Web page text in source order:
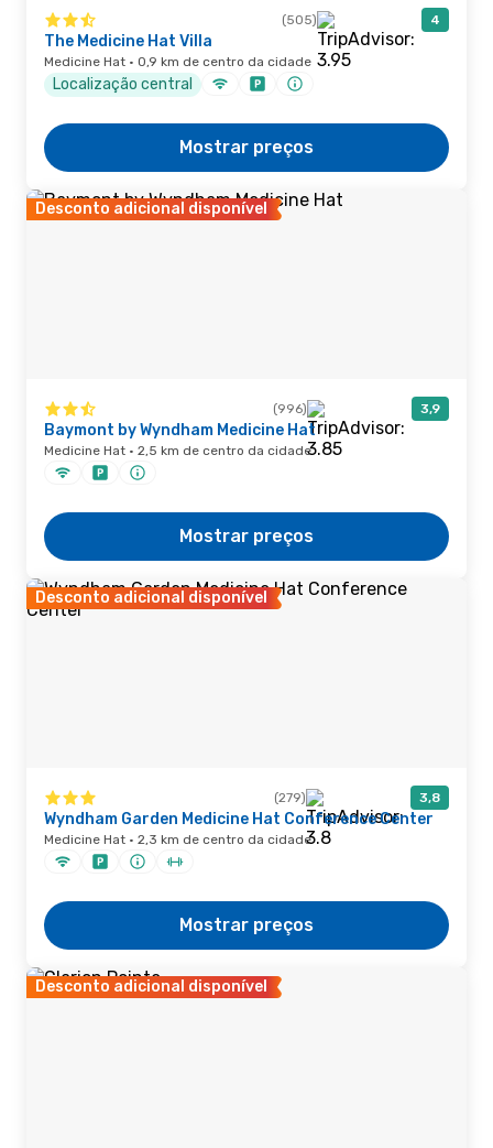
(505) 4
The Medicine Hat Villa
Medicine Hat · 0,9 km de centro da cidade
Localização central
Mostrar preços
Desconto adicional disponível
(996) 3,9
Baymont by Wyndham Medicine Hat
Medicine Hat · 2,5 km de centro da cidade
Mostrar preços
Desconto adicional disponível
(279) 3,8
Wyndham Garden Medicine Hat Conference Center
Medicine Hat · 2,3 km de centro da cidade
Mostrar preços
Desconto adicional disponível